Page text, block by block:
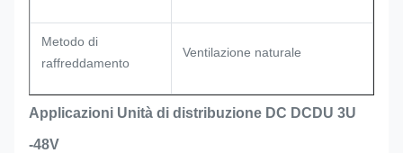
Metodo di
raffreddamento
Ventilazione naturale
Applicazioni Unità di distribuzione DC DCDU 3U
-48V